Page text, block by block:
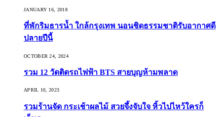
JANUARY 16, 2018
ที่พักริมธารน้ำ ใกล้กรุงเทพ นอนชิดธรรมชาติรับอากาศดี
ปลายปีนี้
OCTOBER 24, 2024
รวม 12 วัดติดรถไฟฟ้า BTS สายบุญห้ามพลาด
APRIL 10, 2023
รวมร้านจัด กระเช้าผลไม้ สวยจึ้งจับใจ หิ้วไปไหว้ใครก็